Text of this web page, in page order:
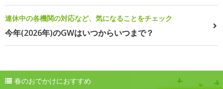
連休中の各機関の対応など、気になることをチェック
今年(2026年)のGWはいつからいつまで？
春のおでかけにおすすめ